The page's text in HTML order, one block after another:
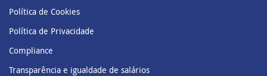
Política de Cookies
Política de Privacidade
Compliance
Transparência e igualdade de salários